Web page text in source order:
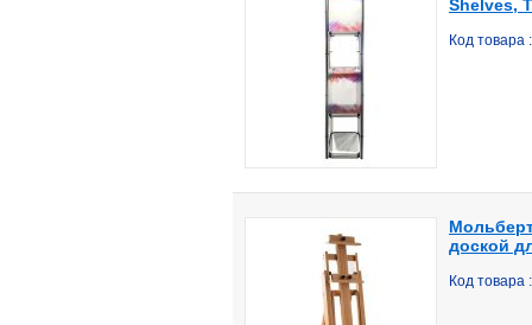
Shelves,
Код товара
доской
Код товара